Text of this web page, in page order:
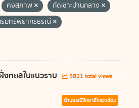
คงสภาพ
กัดเซาะปานกลาง
มทรัพยากรธรณี
ทะเลในแนวราบ
5821 total views
ด้านธรณีวิทยาสิ่งแวดล้อม